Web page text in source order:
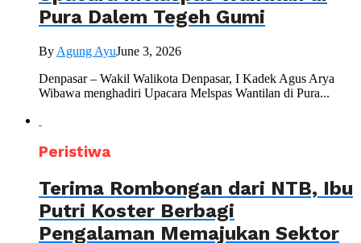
Pura Dalem Tegeh Gumi
By Agung AyuJune 3, 2026
Denpasar – Wakil Walikota Denpasar, I Kadek Agus Arya
Wibawa menghadiri Upacara Melspas Wantilan di Pura...
Peristiwa
Terima Rombongan dari NTB, Ibu
Putri Koster Berbagi
Pengalaman Memajukan Sektor